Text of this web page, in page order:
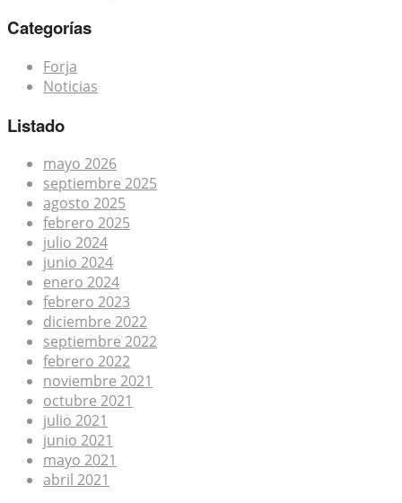
Categorías
Forja
Noticias
Listado
mayo 2026
septiembre 2025
agosto 2025
febrero 2025
julio 2024
junio 2024
enero 2024
febrero 2023
diciembre 2022
septiembre 2022
febrero 2022
noviembre 2021
octubre 2021
julio 2021
junio 2021
mayo 2021
abril 2021